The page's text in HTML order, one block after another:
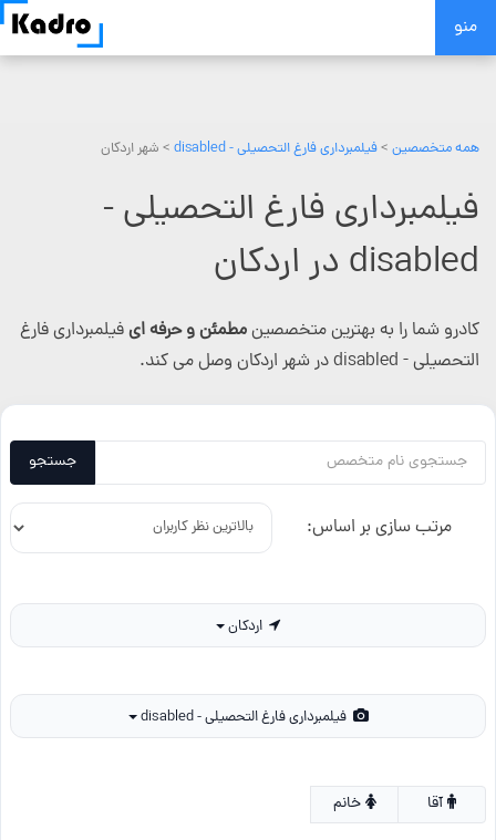
Skip
منو
همه متخصصین >فیلمبرداری فارغ التحصیلی - disabled > شهر اردکان
فیلمبرداری فارغ التحصیلی -
disabled در اردکان
کادرو شما را به بهترین متخصصینمطمئن و حرفه ایفیلمبرداری فارغ
التحصیلی - disabled در شهر اردکان وصل می کند.
جستجو
مرتب سازی بر اساس:
فیلمبرداری فارغ التحصیلی - disabled
خانم